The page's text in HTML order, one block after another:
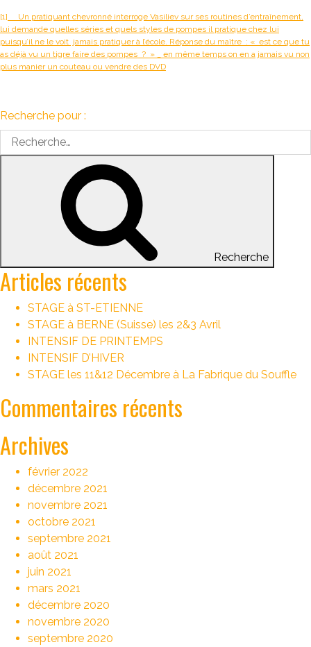
[1] Un pratiquant chevronné interroge Vasiliev sur ses routines d’entraînement,
lui demande quelles séries et quels styles de pompes il pratique chez lui
puisqu’il ne le voit jamais pratiquer à l’école. Réponse du maître : « est ce que tu
as déjà vu un tigre faire des pompes ? » _ en même temps on en a jamais vu non
plus manier un couteau ou vendre des DVD
Recherche pour :
Recherche
Articles récents
STAGE à ST-ETIENNE
STAGE à BERNE (Suisse) les 2&3 Avril
INTENSIF DE PRINTEMPS
INTENSIF D’HIVER
STAGE les 11&12 Décembre à La Fabrique du Souffle
Commentaires récents
Archives
février 2022
décembre 2021
novembre 2021
octobre 2021
septembre 2021
août 2021
juin 2021
mars 2021
décembre 2020
novembre 2020
septembre 2020